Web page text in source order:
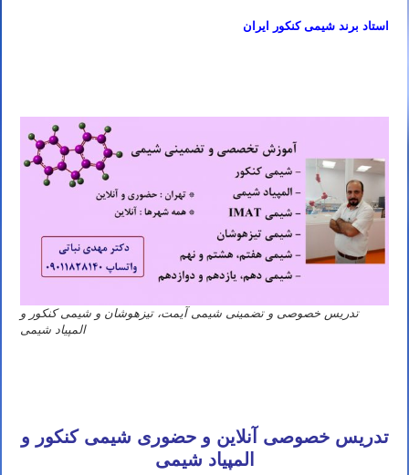
استاد برند شیمی کنکور ایران
تدریس خصوصی و تضمینی شیمی آیمت، تیزهوشان و شیمی کنکور و
المپیاد شیمی
تدریس خصوصی آنلاین و حضوری شیمی کنکور و
المپیاد شیمی